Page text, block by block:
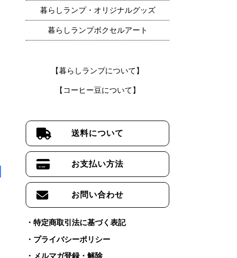
暮らしランプ・オリジナルグッズ
暮らしランプボクセルアート
【暮らしランプについて】
【コーヒー豆について】
送料について
お支払い方法
お問い合わせ
特定商取引法に基づく表記
プライバシーポリシー
メルマガ登録・解除